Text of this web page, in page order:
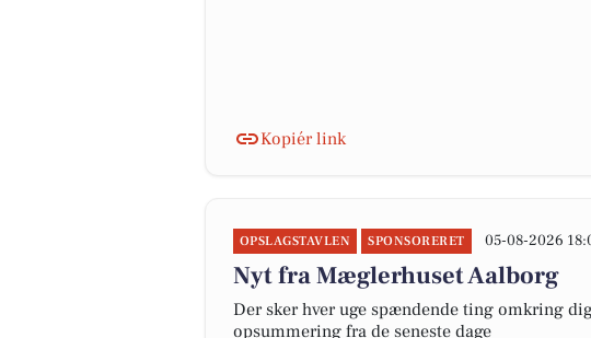
Kopiér link
OPSLAGSTAVLEN SPONSORERET 05-08-2026
Nyt fra Mæglerhuset Aalborg
Der sker hver uge spændende ting omkring
opsummering fra de seneste dage